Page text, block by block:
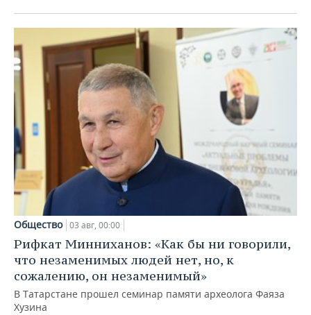
Общество 03 авг, 00:00
Рифкат Минниханов: «Как бы ни говорили,
что незаменимых людей нет, но, к
сожалению, он незаменимый»
В Татарстане прошел семинар памяти археолога Фаяза
Хузина